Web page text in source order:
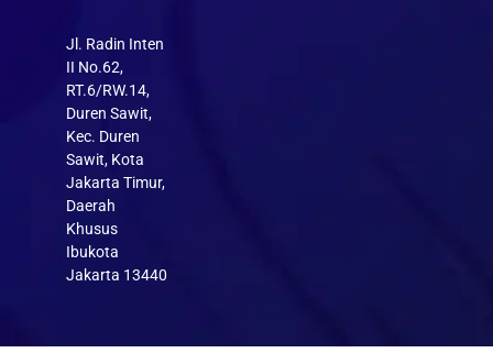
Jl. Radin Inten
II No.62,
RT.6/RW.14,
Duren Sawit,
Kec. Duren
Sawit, Kota
Jakarta Timur,
Daerah
Khusus
Ibukota
Jakarta 13440